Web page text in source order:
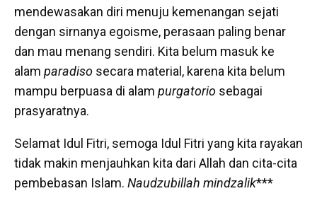
mendewasakan diri menuju kemenangan sejati
dengan sirnanya egoisme, perasaan paling benar
dan mau menang sendiri. Kita belum masuk ke
alam paradiso secara material, karena kita belum
mampu berpuasa di alam purgatorio sebagai
prasyaratnya.
Selamat Idul Fitri, semoga Idul Fitri yang kita rayakan
tidak makin menjauhkan kita dari Allah dan cita-cita
pembebasan Islam. Naudzubillah mindzalik***